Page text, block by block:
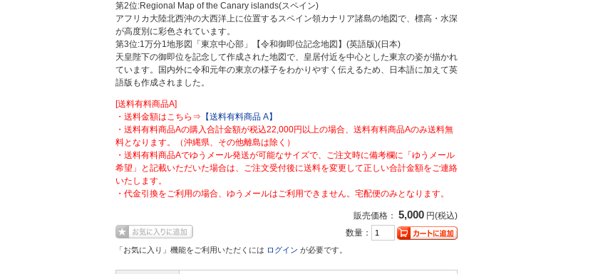
第2位:Regional Map of the Canary islands(スペイン)
アフリカ大陸北西沖の大西洋上に位置するスペイン領カナリア諸島の地図で、標高・水深
が高度別に彩色されています。
第3位:1万分1地形図「東京中心部」【令和御即位記念地図】(英語版)(日本)
天皇陛下の御即位を記念して作成された地図で、皇居付近を中心とした東京の姿が描かれ
ています。国内外に令和元年の東京の様子をわかりやすく伝えるため、日本語に加えて英
語版も作成されました。
[送料有料商品A]
・送料金額はこちら⇒ 【送料有料商品 A】
・送料有料商品Aの購入合計金額が税込22,000円以上の場合、送料有料商品Aのみ送料無
料となります。（沖縄県、その他離島は除く）
・送料有料商品Aでゆうメール発送が可能なサイズで、ご注文時に備考欄に「ゆうメール
希望」と記載いただいた場合は、ご注文受付後に送料を変更して正しい合計金額をご連絡
いたします。
・代金引換をご利用の場合、ゆうメールはご利用できません。宅配便のみとなります。
販売価格： 5,000 円(税込)
数量：
「お気に入り」機能をご利用いただくには ログイン が必要です。